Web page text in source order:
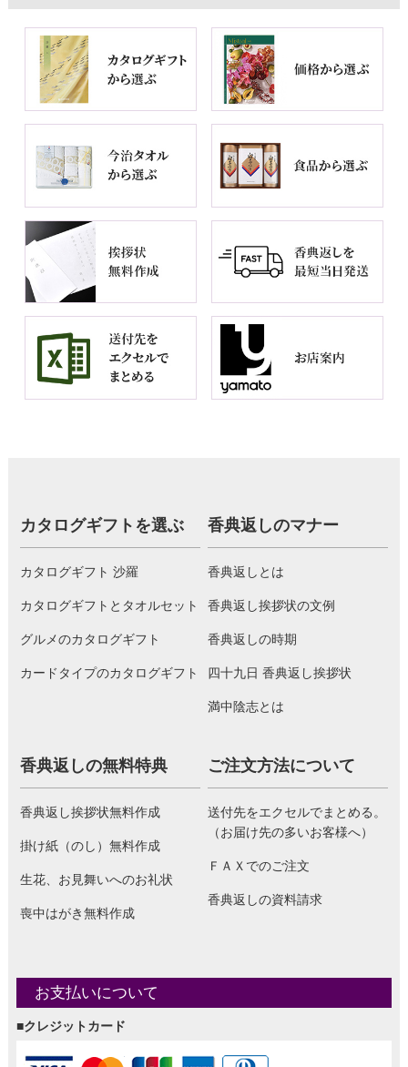
カタログギフトを選ぶ
カタログギフト 沙羅
カタログギフトとタオルセット
グルメのカタログギフト
カードタイプのカタログギフト
香典返しのマナー
香典返しとは
香典返し挨拶状の文例
香典返しの時期
四十九日 香典返し挨拶状
満中陰志とは
香典返しの無料特典
香典返し挨拶状無料作成
掛け紙（のし）無料作成
生花、お見舞いへのお礼状
喪中はがき無料作成
ご注文方法について
送付先をエクセルでまとめる。
（お届け先の多いお客様へ）
ＦＡＸでのご注文
香典返しの資料請求
お支払いについて
■クレジットカード